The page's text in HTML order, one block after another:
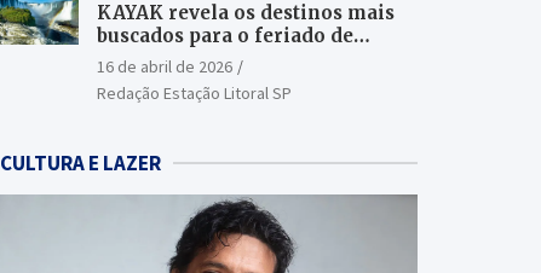
KAYAK revela os destinos mais
buscados para o feriado de
Tiradentes
16 de abril de 2026
Redação Estação Litoral SP
CULTURA E LAZER